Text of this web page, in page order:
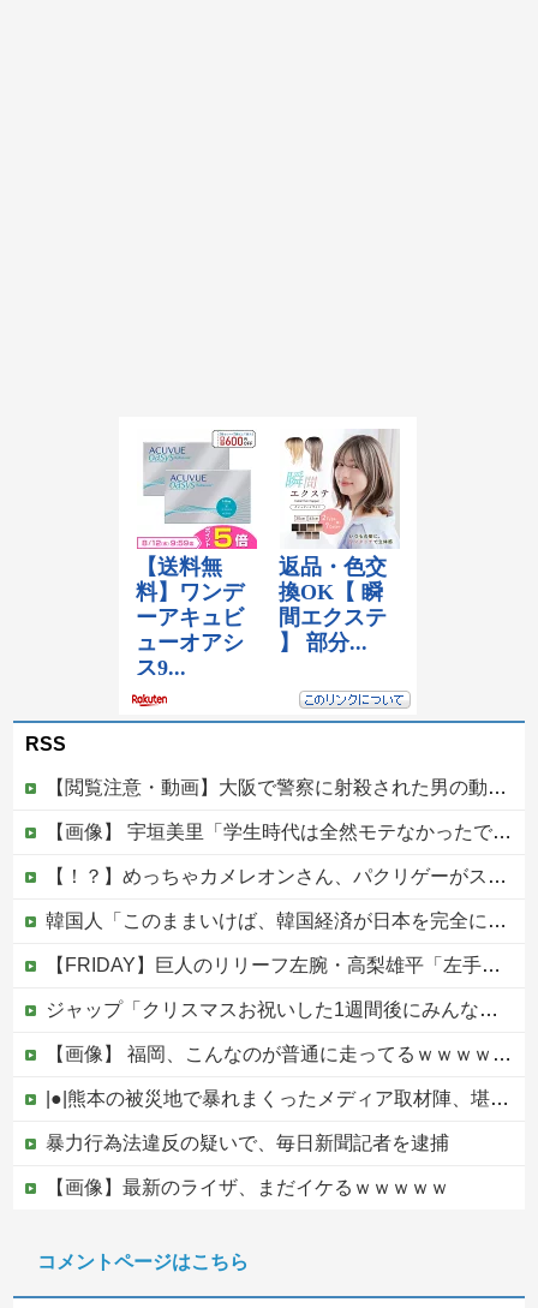
RSS
【閲覧注意・動画】大阪で警察に射殺された男の動画、エグい 撃たれてから叫びながら苦しみもがいて死ぬ
【画像】 宇垣美里「学生時代は全然モテなかったです」←これほんまかぁ？w w w w w w w w
【！？】めっちゃカメレオンさん、パクリゲーがスイッチに登場してしまうｗｗｗｗｗｗｗｗｗｗ
韓国人「このままいけば、韓国経済が日本を完全に圧倒することになるのは既定路線ですよね・・・？」
【FRIDAY】巨人のリリーフ左腕・高梨雄平「左手薬指に指輪」でお泊まり不倫愛他
ジャップ「クリスマスお祝いした1週間後にみんなで神社行きます」←これ
【画像】 福岡、こんなのが普通に走ってるｗｗｗｗｗｗｗｗｗｗｗｗｗｗｗｗｗｗｗｗｗｗｗｗｗｗｗｗｗｗｗｗｗｗｗｗｗｗｗｗ
|●|熊本の被災地で暴れまくったメディア取材陣、堪忍袋の緒が切れた地元住民が苦情を寄せまくった結果……
暴力行為法違反の疑いで、毎日新聞記者を逮捕
【画像】最新のライザ、まだイケるｗｗｗｗｗ
【移民政策反対】イオンの売り場で唐揚げを食う中国人の子供
コメントページはこちら